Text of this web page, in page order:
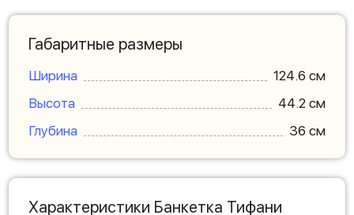
Габаритные размеры
Ширина
124.6 см
Высота
44.2 см
Глубина
36 см
Характеристики Банкетка Тифани